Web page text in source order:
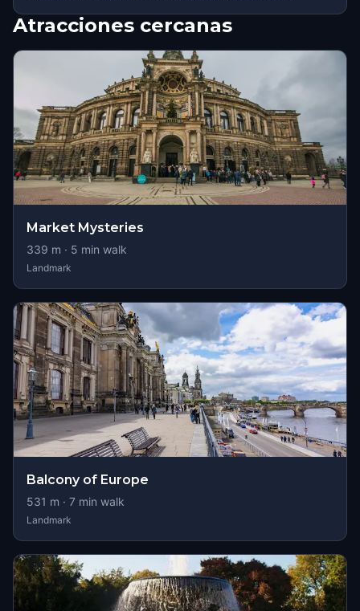
Atracciones cercanas
Market Mysteries
339 m · 5 min walk
Landmark
Balcony of Europe
531 m · 7 min walk
Landmark